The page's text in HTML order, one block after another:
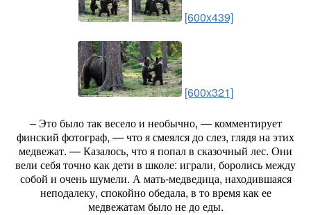
[600x439]
[600x321]
– Это было так весело и необычно, — комментирует
финский фотограф, — что я смеялся до слез, глядя на этих
медвежат. — Казалось, что я попал в сказочный лес. Они
вели себя точно как дети в школе: играли, боролись между
собой и очень шумели. А мать-медведица, находившаяся
неподалеку, спокойно обедала, в то время как ее
медвежатам было не до еды.